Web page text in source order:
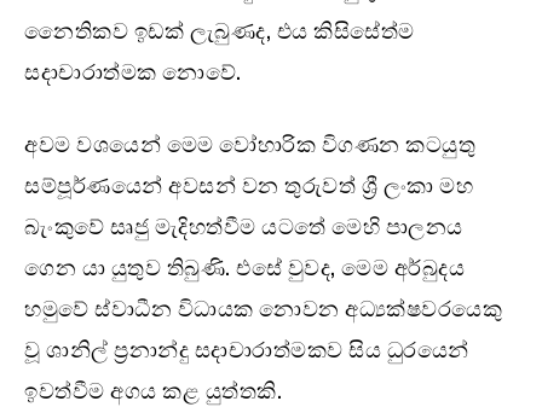
නෛතිකව ඉඩක් ලැබුණද, එය කිසිසේත්ම
සදාචාරාත්මක නොවේ.
අවම වශයෙන් මෙම වෝහාරික විගණන කටයුතු
සම්පූර්ණයෙන් අවසන් වන තුරුවත් ශ්‍රී ලංකා මහ
බැංකුවේ සෘජු මැදිහත්වීම යටතේ මෙහි පාලනය
ගෙන යා යුතුව තිබුණි. එසේ වුවද, මෙම අර්බුදය
හමුවේ ස්වාධීන විධායක නොවන අධ්‍යක්ෂවරයෙකු
වූ ශානිල් ප්‍රනාන්දු සදාචාරාත්මකව සිය ධුරයෙන්
ඉවත්වීම අගය කළ යුත්තකි.